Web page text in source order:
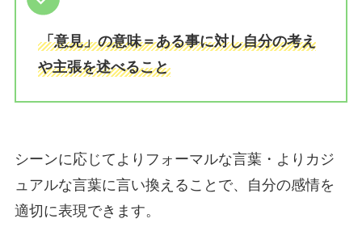
「意見」の意味＝ある事に対し自分の考え
や主張を述べること
シーンに応じてよりフォーマルな言葉・よりカジ
ュアルな言葉に言い換えることで、自分の感情を
適切に表現できます。